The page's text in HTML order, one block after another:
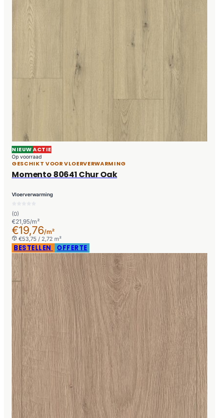
NIEUWACTIE
Op voorraad
GESCHIKT VOOR VLOERVERWARMING
Momento 80641 Chur Oak
Vloerverwarming
(0)
€21,95/m²
€19,76/m²
€53,75 / 2,72 m²
BESTELLEN OFFERTE